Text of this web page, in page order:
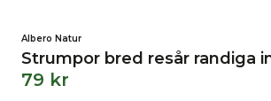
Albero Natur
Strumpor bred resår randiga
79 kr